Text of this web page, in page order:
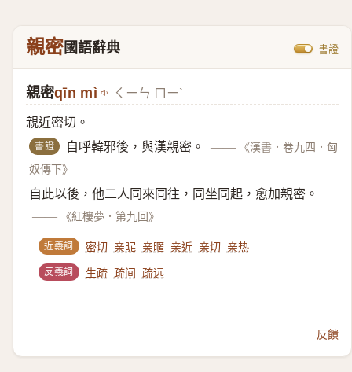
親密國語辭典 書證
親密qīn mì ㄑㄧㄣ ㄇㄧˋ
親近密切。
書證 自呼韓邪後，與漢親密。 ——
《漢書．卷九四．匈
奴傳下》
自此以後，他二人同來同往，同坐同起，愈加親密。
——
《紅樓夢．第九回》
近義詞 密切 亲昵 亲暱 亲近 亲切 亲热
反義詞 生疏 疏间 疏远
反饋